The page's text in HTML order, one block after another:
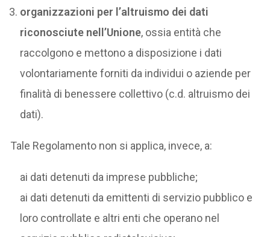
organizzazioni per l’altruismo dei dati
riconosciute nell’Unione, ossia entità che
raccolgono e mettono a disposizione i dati
volontariamente forniti da individui o aziende per
finalità di benessere collettivo (c.d. altruismo dei
dati).
Tale Regolamento non si applica, invece, a:
ai dati detenuti da imprese pubbliche;
ai dati detenuti da emittenti di servizio pubblico e
loro controllate e altri enti che operano nel